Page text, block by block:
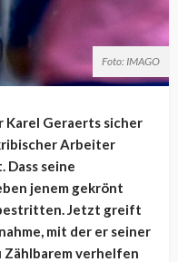
Foto: IMAGO
Karel Geraerts sicher
Arbeiter
Dass seine
jenem gekrönt
Jetzt greift
mit der er seiner
Zählbarem verhelfen